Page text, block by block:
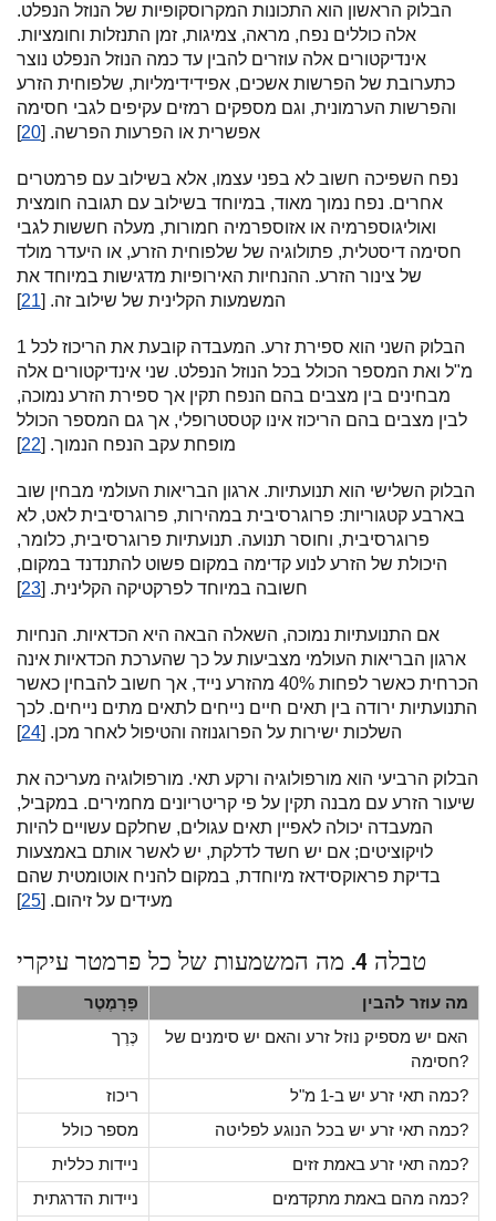
הבלוק הראשון הוא התכונות המקרוסקופיות של הנוזל הנפלט.
אלה כוללים נפח, מראה, צמיגות, זמן התנזלות וחומציות.
אינדיקטורים אלה עוזרים להבין עד כמה הנוזל הנפלט נוצר
כתערובת של הפרשות אשכים, אפידידימליות, שלפוחית הזרע
והפרשות הערמונית, וגם מספקים רמזים עקיפים לגבי חסימה
אפשרית או הפרעות הפרשה. [20
]
נפח השפיכה חשוב לא בפני עצמו, אלא בשילוב עם פרמטרים
אחרים. נפח נמוך מאוד, במיוחד בשילוב עם תגובה חומצית
ואוליגוספרמיה או אזוספרמיה חמורות, מעלה חששות לגבי
חסימה דיסטלית, פתולוגיה של שלפוחית הזרע, או היעדר מולד
של צינור הזרע. ההנחיות האירופיות מדגישות במיוחד את
המשמעות הקלינית של שילוב זה. [21
]
הבלוק השני הוא ספירת זרע. המעבדה קובעת את הריכוז לכל 1
מ"ל ואת המספר הכולל בכל הנוזל הנפלט. שני אינדיקטורים אלה
מבחינים בין מצבים בהם הנפח תקין אך ספירת הזרע נמוכה,
לבין מצבים בהם הריכוז אינו קטסטרופלי, אך גם המספר הכולל
מופחת עקב הנפח הנמוך. [22
]
הבלוק השלישי הוא תנועתיות. ארגון הבריאות העולמי מבחין שוב
בארבע קטגוריות: פרוגרסיבית במהירות, פרוגרסיבית לאט, לא
פרוגרסיבית, וחוסר תנועה. תנועתיות פרוגרסיבית, כלומר,
היכולת של הזרע לנוע קדימה במקום פשוט להתנדנד במקום,
חשובה במיוחד לפרקטיקה הקלינית. [23
]
אם התנועתיות נמוכה, השאלה הבאה היא הכדאיות. הנחיות
ארגון הבריאות העולמי מצביעות על כך שהערכת הכדאיות אינה
הכרחית כאשר לפחות 40% מהזרע נייד, אך חשוב להבחין כאשר
התנועתיות ירודה בין תאים חיים נייחים לתאים מתים נייחים. לכך
השלכות ישירות על הפרוגנוזה והטיפול לאחר מכן. [24
]
הבלוק הרביעי הוא מורפולוגיה ורקע תאי. מורפולוגיה מעריכה את
שיעור הזרע עם מבנה תקין על פי קריטריונים מחמירים. במקביל,
המעבדה יכולה לאפיין תאים עגולים, שחלקם עשויים להיות
לויקוציטים; אם יש חשד לדלקת, יש לאשר אותם באמצעות
בדיקת פראוקסידאז מיוחדת, במקום להניח אוטומטית שהם
מעידים על זיהום. [25
]
טבלה 4. מה המשמעות של כל פרמטר עיקרי
פָּרָמֶטֶר
מה עוזר להבין
כֶּרֶך
האם יש מספיק נוזל זרע והאם יש סימנים של
חסימה?
ריכוז
כמה תאי זרע יש ב-1 מ"ל?
מספר כולל
כמה תאי זרע יש בכל הנוגע לפליטה?
ניידות כללית
כמה תאי זרע באמת זזים?
ניידות הדרגתית
כמה מהם באמת מתקדמים?